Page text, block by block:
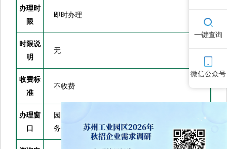
一键查询
微信公众号
办理时
限
即时办理
时限说
明
无
收费标
准
不收费
办理窗
口
园区人才服务中心大厅（园区高层次和国际人才服
务中心）